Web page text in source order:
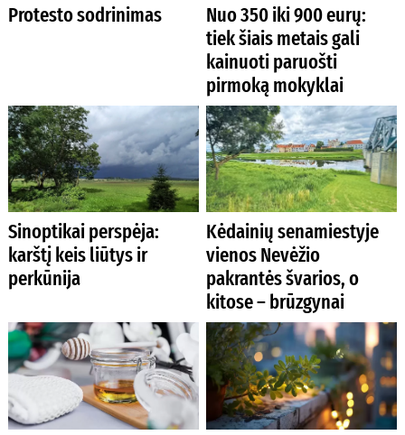
Protesto sodrinimas
Nuo 350 iki 900 eurų:
tiek šiais metais gali
kainuoti paruošti
pirmoką mokyklai
Sinoptikai perspėja:
karštį keis liūtys ir
perkūnija
Kėdainių senamiestyje
vienos Nevėžio
pakrantės švarios, o
kitose – brūzgynai